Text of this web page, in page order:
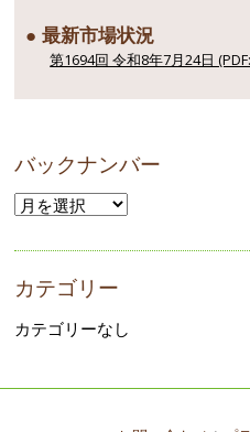
● 最新市場状況
第1694回 令和8年7月24日
バックナンバー
カテゴリー
カテゴリーなし